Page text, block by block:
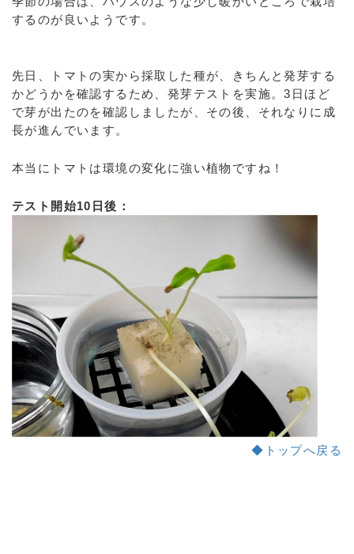
するのが良いようです。
先日、トマトの実から採取した種が、きちんと発芽する
かどうかを確認するため、発芽テストを実施。3日ほど
で芽が出たのを確認しましたが、その後、それなりに成
長が進んでいます。
本当にトマトは環境の変化に強い植物ですね！
テスト開始10日後：
◆トップへ戻る